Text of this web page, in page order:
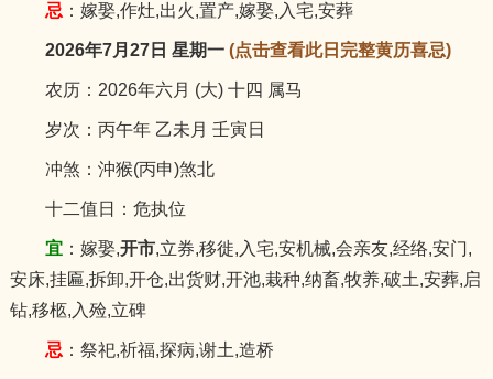
忌 ：嫁娶,作灶,出火,置产,嫁娶,入宅,安葬
2026年7月27日 星期一 (点击查看此日完整黄历喜忌)
农历：2026年六月 (大) 十四 属马
岁次：丙午年 乙未月 壬寅日
冲煞：沖猴(丙申)煞北
十二值日：危执位
宜：嫁娶,开市,立券,移徙,入宅,安机械,会亲友,经络,安门,
安床,挂匾,拆卸,开仓,出货财,开池,栽种,纳畜,牧养,破土,安葬,启
钻,移柩,入殓,立碑
忌 ：祭祀,祈福,探病,谢土,造桥